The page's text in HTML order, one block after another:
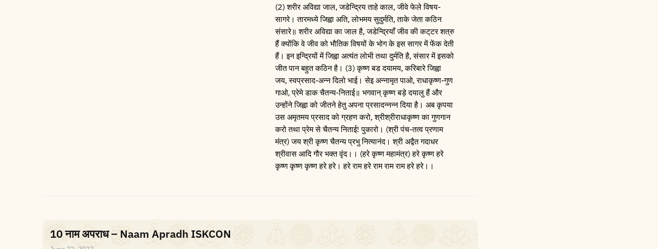
(2) शरीर अविद्या जाल, जडेन्द्रिय ताहे काल, जीवे फेले विषय-
सागरे। तारमध्ये जिह्वा अति, लोभमय सुदुर्मति, ताके जेता कठिन
संसारे॥ शरीर अविद्या का जाल है, जडेन्द्रियाँ जीव की कट्‌टर शत्रु
हैं क्योंकि वे जीव को भौतिक विषयों के भोग के इस सागर में फेंक देती
हैं। इन इन्द्रियों में जिह्वा अत्यंत लोभी तथा दुर्मति है, संसार में इसको
जीत पान बहुत कठिन है। (3) कृष्ण बड दयामय, करिबारे जिह्वा
जय, स्वप्रसाद-अन्न दिलो भाई। सेइ अन्नामृत पाओ, राधाकृष्ण-गुण
गाओ, प्रेमे डाक चैतन्य-निताई॥ भगवान्‌ कृष्ण बड़े दयालु हैं और
उन्होंने जिह्वा को जीतने हेतु अपना प्रसादन्नन्न दिया है। अब कृपया
उस अमृतमय प्रसाद को ग्रहण करो, श्रीश्रीराधाकृष्ण का गुणगान
करो तथा प्रेम से चैतन्य निताई! पुकारो। (श्री पंच-तत्व प्रणाम
मंत्र) जय श्री कृष्ण चैतन्य प्रभु नित्यानंद। श्री अद्वैत गदाधर
श्रीवास आदि गौर भक्त वृंद।। (हरे कृष्ण महामंत्र) हरे कृष्ण हरे
कृष्ण कृष्ण कृष्ण हरे हरे। हरे राम हरे राम राम राम हरे हरे।।
10 नाम अपराध – Naam Apradh ISKCON